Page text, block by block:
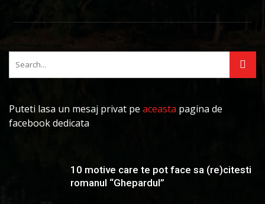
Puteti lasa un mesaj privat pe aceasta pagina de
facebook dedicata
10 motive care te pot face sa (re)citesti
romanul “Ghepardul”